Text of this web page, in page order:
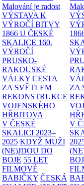
Malování je radost
VÝSTAVA K
VÝROČÍ BITVY
1866 U ČESKÉ
SKALICE 160.
VÝROČÍ
PRUSKO-
RAKOUSKÉ
VÁLKY CESTA
ZA SVĚTLEM
REKONSTRUKCE
VOJENSKÉHO
HŘBITOVA
V ČESKÉ
SKALICI 2023–
2025 KDYŽ MUŽI
(NE)JDOU DO
BOJE 55 LET
FILMOVÉ
BABIČKY ČESKÁ
ZA
V